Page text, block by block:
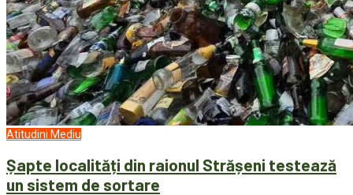
Atitudini Mediu
Șapte localități din raionul Strășeni testează
un sistem de sortare